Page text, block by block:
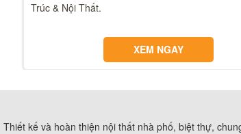
Trúc & Nội Thất.
XEM NGAY
Thiết kế và hoàn thiện nội thất nhà phố, biệt thự,